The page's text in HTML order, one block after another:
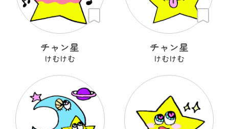
チャン星
けむけむ
チャン星
けむけむ